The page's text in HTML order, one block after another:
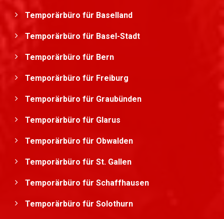
Temporärbüro für Baselland
Temporärbüro für Basel-Stadt
Temporärbüro für Bern
Temporärbüro für Freiburg
Temporärbüro für Graubünden
Temporärbüro für Glarus
Temporärbüro für Obwalden
Temporärbüro für St. Gallen
Temporärbüro für Schaffhausen
Temporärbüro für Solothurn